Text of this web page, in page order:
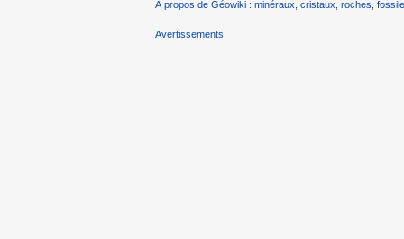
À propos de Géowiki : minéraux, cristaux, roches,
Avertissements